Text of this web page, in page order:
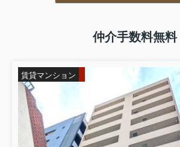
台東区上野の不動産会社邦興商事なら仲
お部屋です
エスレジデンス新御徒町chiaro2A
24万
2LDK 51.35㎡
東京都台東区三筋１丁目１０－５
仲介手数料無料
賃貸マンション